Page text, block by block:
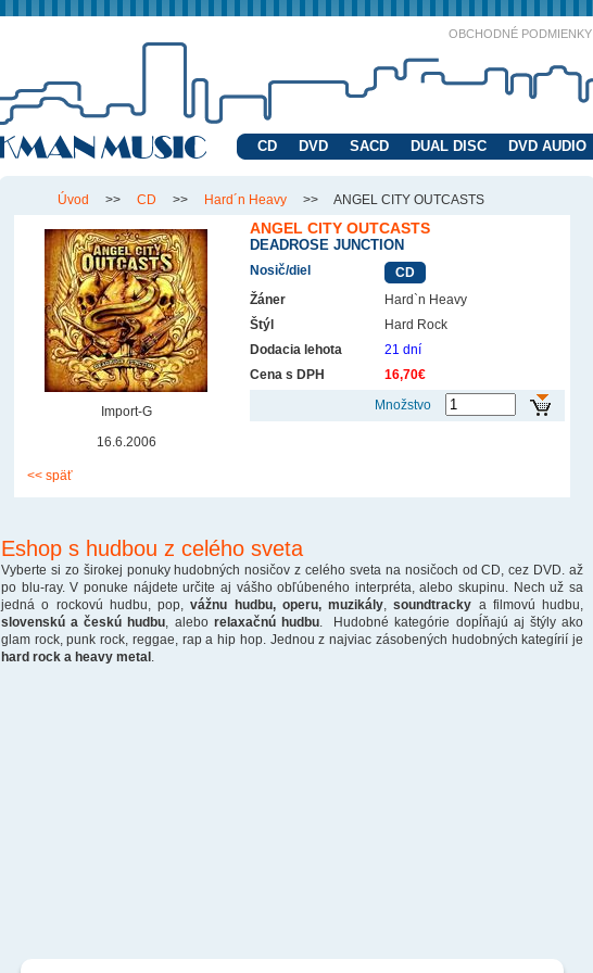
OBCHODNÉ PODMIENKY
CD DVD SACD DUAL DISC DVD AUDIO
Úvod >> CD >> Hard´n Heavy >> ANGEL CITY OUTCASTS
Import-G
16.6.2006
ANGEL CITY OUTCASTS
DEADROSE JUNCTION
Nosič/diel
CD
Žáner
Hard`n Heavy
Štýl
Hard Rock
Dodacia lehota
21 dní
Cena s DPH
16,70€
Množstvo
<< späť
Eshop s hudbou z celého sveta
Vyberte si zo širokej ponuky hudobných nosičov z celého sveta na nosičoch od CD, cez DVD. až
po blu-ray. V ponuke nájdete určite aj vášho obľúbeného interpréta, alebo skupinu. Nech už sa
jedná o rockovú hudbu, pop,vážnu hudbu, operu, muzikály ,soundtracky a filmovú hudbu,
slovenskú a českú hudbu , alebo relaxačnú hudbu. Hudobné kategórie dopĺňajú aj štýly ako
glam rock, punk rock, reggae, rap a hip hop. Jednou z najviac zásobených hudobných kategírií je
hard rock a heavy metal